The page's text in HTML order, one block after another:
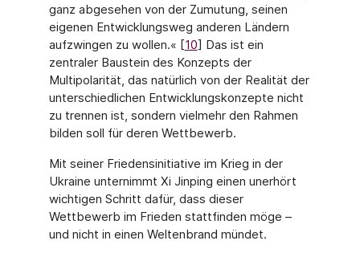
ganz abgesehen von der Zumutung, seinen
eigenen Entwicklungsweg anderen Ländern
aufzwingen zu wollen.« [10] Das ist ein
zentraler Baustein des Konzepts der
Multipolarität, das natürlich von der Reali­tät der
unterschiedlichen Entwicklungskonzepte nicht
zu trennen ist, sondern vielmehr den Rahmen
bilden soll für deren Wettbewerb.
Mit seiner Friedensinitiative im Krieg in der
Ukraine unternimmt Xi Jinping einen unerhört
wichtigen Schritt dafür, dass dieser
Wettbewerb im Frieden stattfinden möge –
und nicht in einen Weltenbrand mündet.